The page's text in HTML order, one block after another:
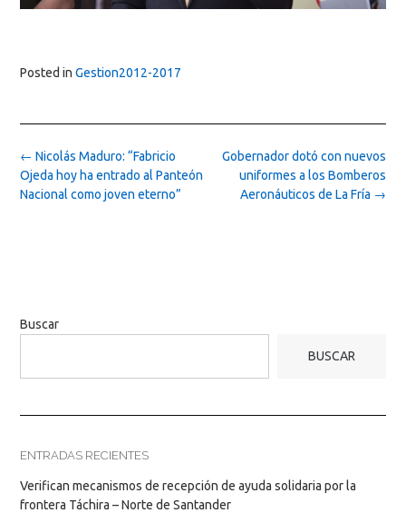
Posted in Gestion2012-2017
Post
navigation
Gobernador dotó con nuevos
uniformes a los Bomberos
Aeronáuticos de La Fría →
← Nicolás Maduro: “Fabricio
Ojeda hoy ha entrado al Panteón
Nacional como joven eterno”
Buscar
BUSCAR
ENTRADAS RECIENTES
Verifican mecanismos de recepción de ayuda solidaria por la
frontera Táchira – Norte de Santander